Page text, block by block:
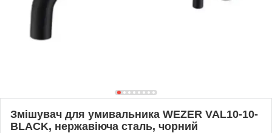
Змішувач для умивальника WEZER VAL10-10-
BLACK, нержавіюча сталь, чорний